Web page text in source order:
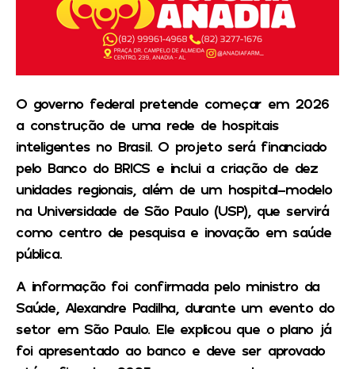
O governo federal pretende começar em 2026
a construção de uma rede de hospitais
inteligentes no Brasil. O projeto será financiado
pelo Banco do BRICS e inclui a criação de dez
unidades regionais, além de um hospital-modelo
na Universidade de São Paulo (USP), que servirá
como centro de pesquisa e inovação em saúde
pública.
A informação foi confirmada pelo ministro da
Saúde, Alexandre Padilha, durante um evento do
setor em São Paulo. Ele explicou que o plano já
foi apresentado ao banco e deve ser aprovado